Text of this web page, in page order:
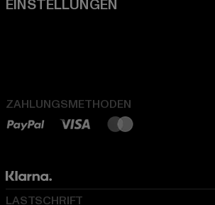
ZAHLUNGSMETHODEN
LASTSCHRIFT